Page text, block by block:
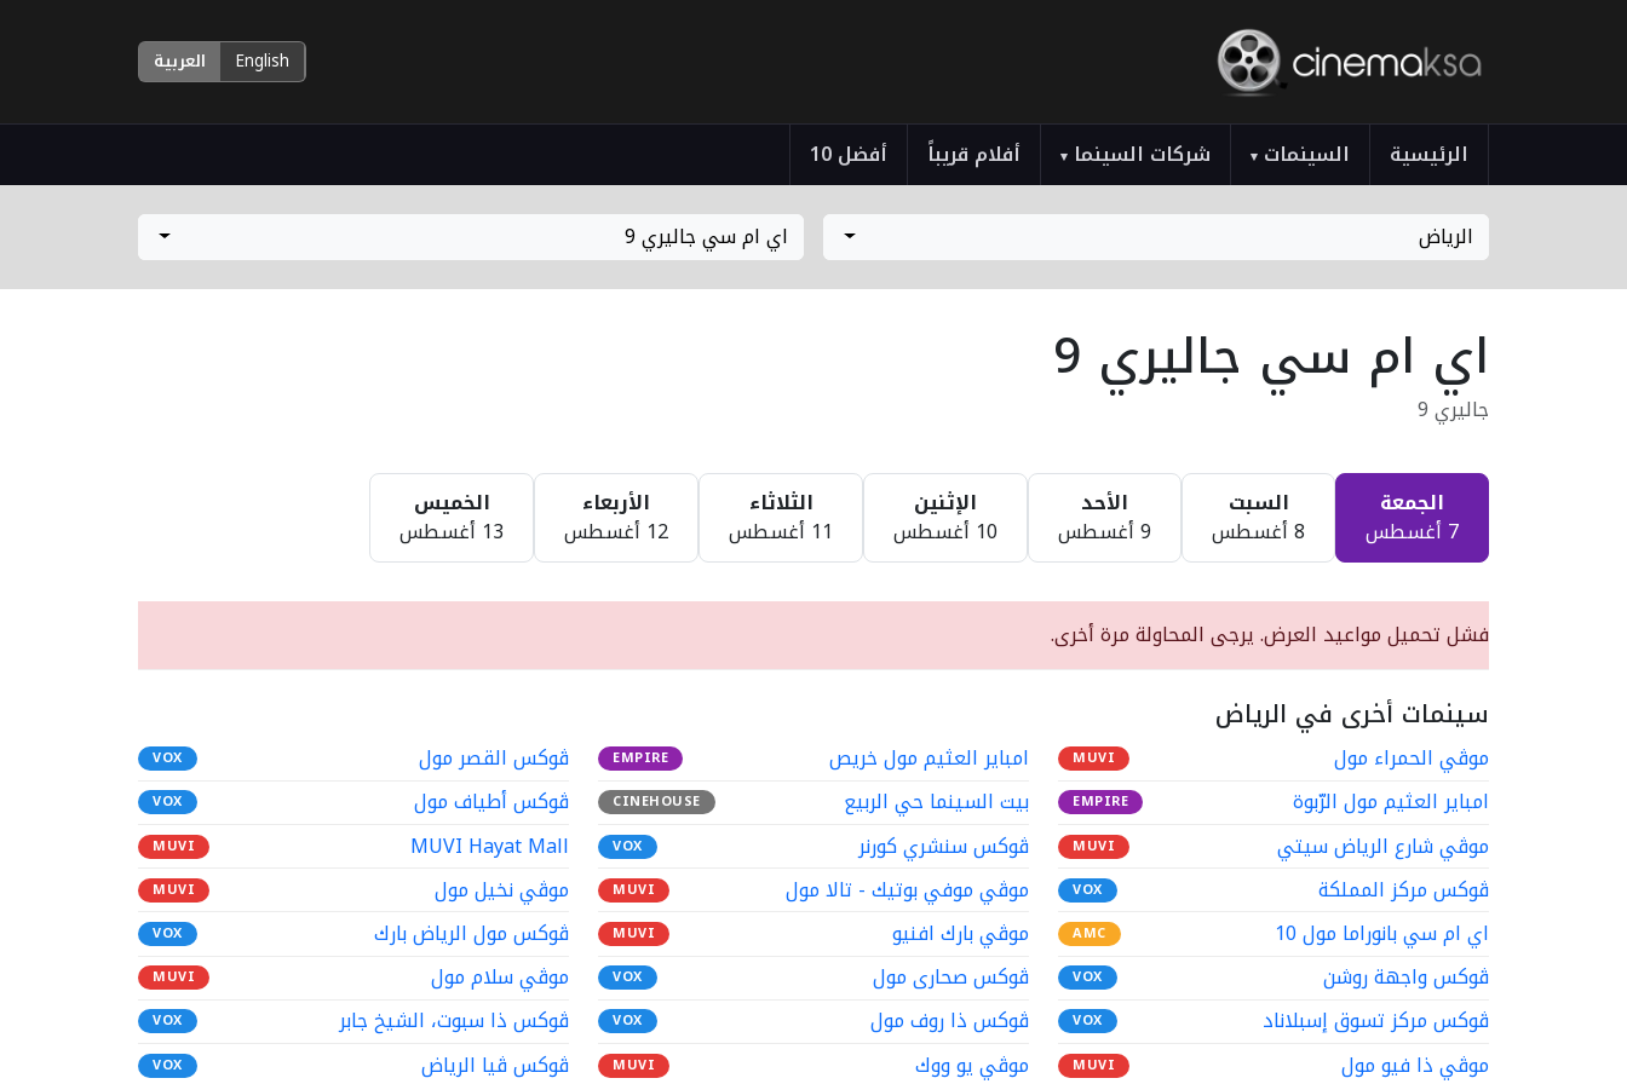
English العربية
الرئيسية السينمات ▾ شركات السينما ▾ أفلام قريباً أفضل 10
الرياض اي ام سي جاليري 9
اي ام سي جاليري 9
جاليري 9
الجمعة
7 أغسطس
السبت
8 أغسطس
الأحد
9 أغسطس
الإثنين
10 أغسطس
الثلاثاء
11 أغسطس
الأربعاء
12 أغسطس
الخميس
13 أغسطس
فشل تحميل مواعيد العرض. يرجى المحاولة مرة أخرى.
سينمات أخرى في الرياض
موڤي الحمراء مول MUVI امباير العثيم مول خريص EMPIRE ڤوكس القصر مول VOX
امباير العثيم مول الرّبوة EMPIRE بيت السينما حي الربيع CINEHOUSE ڤوكس أطياف مول VOX
موڤي شارع الرياض سيتي MUVI ڤوكس سنشري كورنر VOX
MUVI Hayat Mall
MUVI
ڤوكس مركز المملكة VOX موڤي موفي بوتيك - تالا مول MUVI موڤي نخيل مول MUVI
اي ام سي بانوراما مول 10 AMC موڤي بارك افنيو MUVI ڤوكس مول الرياض بارك VOX
ڤوكس واجهة روشن VOX ڤوكس صحارى مول VOX موڤي سلام مول MUVI
ڤوكس مركز تسوق إسبلاناد VOX ڤوكس ذا روف مول VOX ڤوكس ذا سبوت، الشيخ جابر VOX
موڤي ذا فيو مول MUVI موڤي يو ووك MUVI ڤوكس ڤيا الرياض VOX